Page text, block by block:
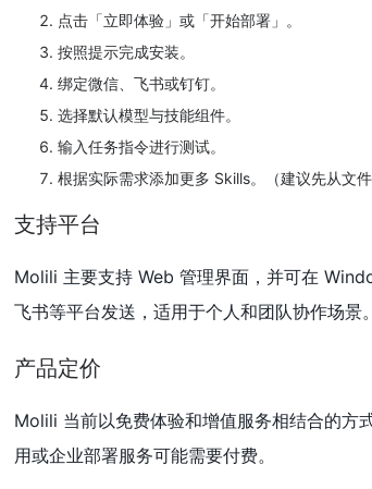
点击「立即体验」或「开始部署」。
按照提示完成安装。
绑定微信、飞书或钉钉。
选择默认模型与技能组件。
输入任务指令进行测试。
根据实际需求添加更多 Skills。（建议先从文件
支持平台
Molili 主要支持 Web 管理界面，并可在
飞书等平台发送，适用于个人和团队协作场景。
产品定价
Molili 当前以免费体验和增值服务相结合的方
用或企业部署服务可能需要付费。